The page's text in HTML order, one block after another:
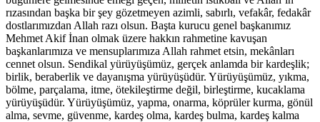
rızasından başka bir şey gözetmeyen azimli, sabırlı, vefakâr, fedakâr
dostlarımızdan Allah razı olsun. Başta kurucu genel başkanımız
Mehmet Akif İnan olmak üzere hakkın rahmetine kavuşan
başkanlarımıza ve mensuplarımıza Allah rahmet etsin, mekânları
cennet olsun. Sendikal yürüyüşümüz, gerçek anlamda bir kardeşlik;
birlik, beraberlik ve dayanışma yürüyüşüdür. Yürüyüşümüz, yıkma,
bölme, parçalama, itme, ötekileştirme değil, birleştirme, kucaklama
yürüyüşüdür. Yürüyüşümüz, yapma, onarma, köprüler kurma, gönül
alma, sevme, güvenme, kardeş olma, kardeş bulma, kardeş kalma